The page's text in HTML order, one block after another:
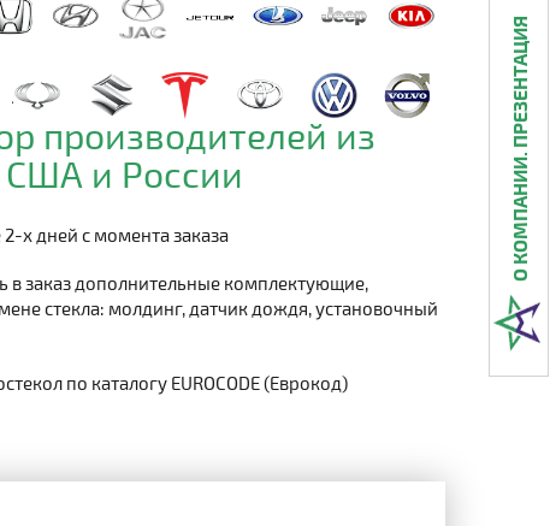
производителей из
и России
х дней с момента заказа
заказ дополнительные комплектующие,
стекла: молдинг, датчик дождя, установочный
по каталогу EUROCODE (Еврокод)
О КОМПАНИИ. ПРЕЗЕНТАЦИЯ